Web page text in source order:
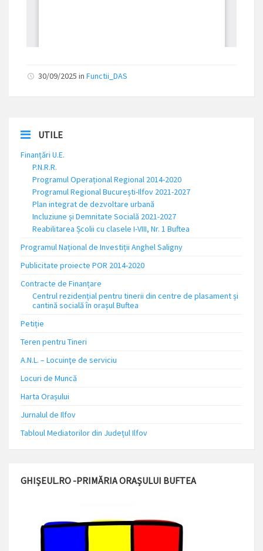
30/09/2025 in Functii_DAS
UTILE
Finanțări U.E.
P.N.R.R.
Programul Operațional Regional 2014-2020
Programul Regional București-Ilfov 2021-2027
Plan integrat de dezvoltare urbană
Incluziune și Demnitate Socială 2021-2027
Reabilitarea Școlii cu clasele I-VIII, Nr. 1 Buftea
Programul Național de Investiții Anghel Saligny
Publicitate proiecte POR 2014-2020
Contracte de Finanțare
Centrul rezidențial pentru tinerii din centre de plasament și
cantină socială în orașul Buftea
Petiție
Teren pentru Tineri
A.N.L. – Locuinţe de serviciu
Locuri de Muncă
Harta Orașului
Jurnalul de Ilfov
Tabloul Mediatorilor din Județul Ilfov
GHIȘEUL.RO -PRIMĂRIA ORAȘULUI BUFTEA